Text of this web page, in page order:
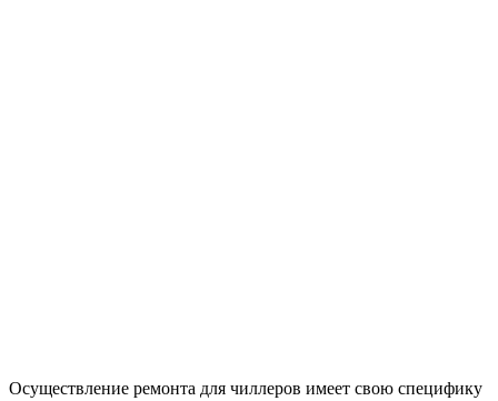
Осуществление ремонта для чиллеров имеет свою специфику